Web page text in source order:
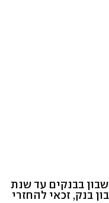
בבנקים עד שנת
בנק, זכאי להחזרי